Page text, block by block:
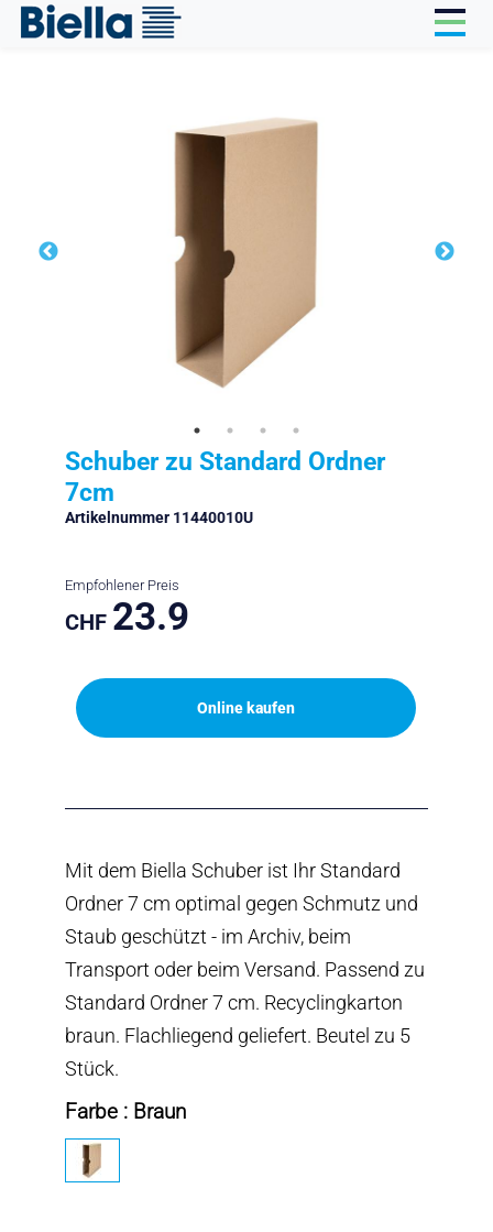
Schuber zu Standard Ordner
7cm
Artikelnummer 11440010U
Empfohlener Preis
CHF 23.9
Online kaufen
Mit dem Biella Schuber ist Ihr Standard
Ordner 7 cm optimal gegen Schmutz und
Staub geschützt - im Archiv, beim
Transport oder beim Versand. Passend zu
Standard Ordner 7 cm. Recyclingkarton
braun. Flachliegend geliefert. Beutel zu 5
Stück.
Farbe : Braun
Cookie-Einstellungen